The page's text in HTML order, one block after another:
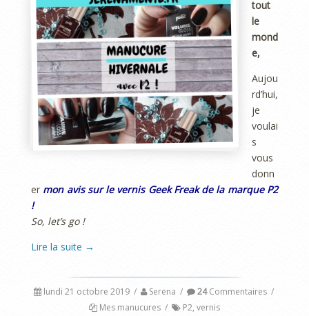
tout
le
mond
e,
Aujou
rd’hui,
je
voulai
s
vous
donn
er mon avis sur le vernis Geek Freak de la marque P2
!
So, let’s go !
Lire la suite →
lundi 21 octobre 2019 / Serena / 24Commentaires /
Mes manucures / P2, vernis